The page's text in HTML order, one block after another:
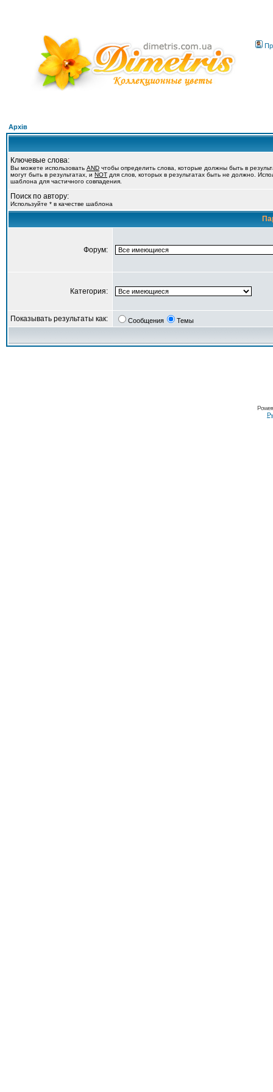
Архів
Ключевые слова:
Вы можете использовать AND чтобы определить слова, которые должны быть в
могут быть в результатах, и NOT для слов, которых в результатах быть не должно.
шаблона для частичного совпадения.
Поиск по автору:
Используйте * в качестве шаблона
Форум:
Категория:
Показывать результаты как: Сообщения Темы